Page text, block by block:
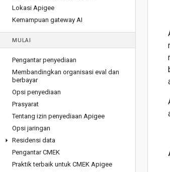
Lokasi Apigee
Kemampuan gateway AI
MULAI
Pengantar penyediaan
Membandingkan organisasi eval dan
berbayar
Opsi penyediaan
Prasyarat
Tentang izin penyediaan Apigee
Opsi jaringan
Residensi data
Pengantar CMEK
Praktik terbaik untuk CMEK Apigee